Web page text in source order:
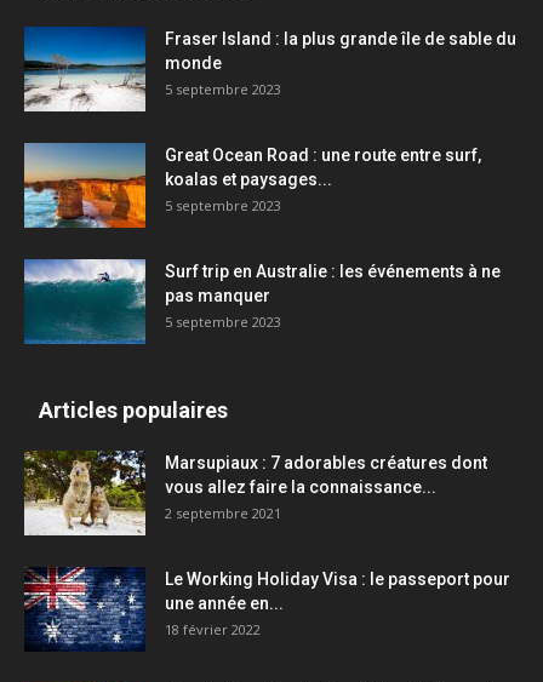
Fraser Island : la plus grande île de sable du
monde
5 septembre 2023
Great Ocean Road : une route entre surf,
koalas et paysages...
5 septembre 2023
Surf trip en Australie : les événements à ne
pas manquer
5 septembre 2023
Articles populaires
Marsupiaux : 7 adorables créatures dont
vous allez faire la connaissance...
2 septembre 2021
Le Working Holiday Visa : le passeport pour
une année en...
18 février 2022